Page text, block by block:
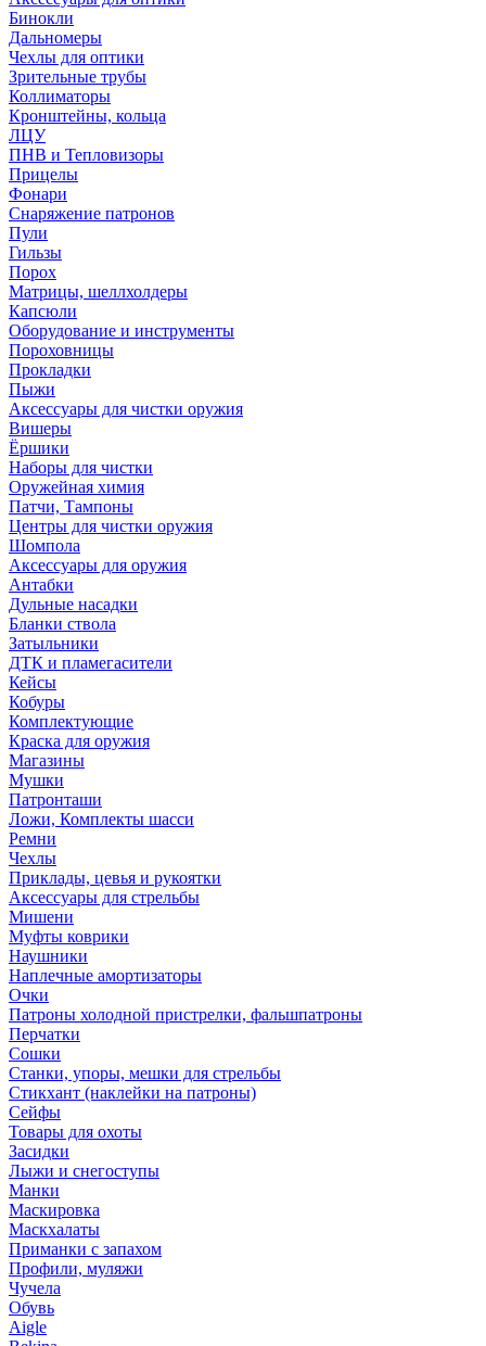
Бинокли
Дальномеры
Чехлы для оптики
Зрительные трубы
Коллиматоры
Кронштейны, кольца
ЛЦУ
ПНВ и Тепловизоры
Прицелы
Фонари
Снаряжение патронов
Пули
Гильзы
Порох
Матрицы, шеллхолдеры
Капсюли
Оборудование и инструменты
Пороховницы
Прокладки
Пыжи
Аксессуары для чистки оружия
Вишеры
Ёршики
Наборы для чистки
Оружейная химия
Патчи, Тампоны
Центры для чистки оружия
Шомпола
Аксессуары для оружия
Антабки
Дульные насадки
Бланки ствола
Затыльники
ДТК и пламегасители
Кейсы
Кобуры
Комплектующие
Краска для оружия
Магазины
Мушки
Патронташи
Ложи, Комплекты шасси
Ремни
Чехлы
Приклады, цевья и рукоятки
Аксессуары для стрельбы
Мишени
Муфты коврики
Наушники
Наплечные амортизаторы
Очки
Патроны холодной пристрелки, фальшпатроны
Перчатки
Сошки
Станки, упоры, мешки для стрельбы
Стикхант (наклейки на патроны)
Сейфы
Товары для охоты
Засидки
Лыжи и снегоступы
Манки
Маскировка
Маскхалаты
Приманки с запахом
Профили, муляжи
Чучела
Обувь
Aigle